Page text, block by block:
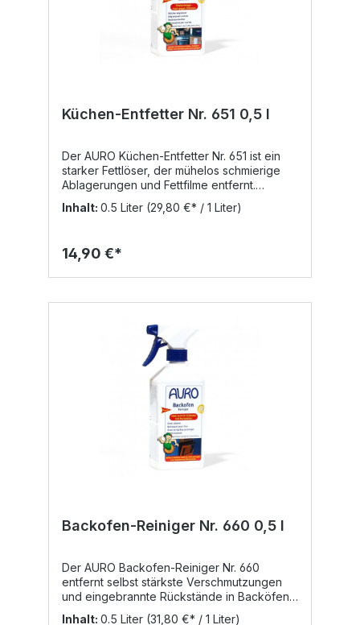
Küchen-Entfetter Nr. 651 0,5 l
Der AURO Küchen-Entfetter Nr. 651 ist ein
starker Fettlöser, der mühelos schmierige
Ablagerungen und Fettfilme entfernt.
Küchenschränke, Dunstabzugshauben und
Herdoberflächen erscheinen wieder wie
erleichtert die Anwendung. Der Küchen-
Alkohol, Glycerin, Zuckertensid, Kokosfett**,
Citronensäure, Citrat, Orangenöl, Xanthan,
Citronenöl, Lemongrasöl
VerarbeitungTragen Sie den AURO Küchen-
Entfetter Nr. 651 unverdünnt auf die zu
reinigende Fläche auf. Verteilen Sie das
Produkt mit einem Schwamm oder feuchten
Lappen gleichmäßig und lassen Sie es kurz
einwirken. Dann - ebenfalls mit einem
feuchten Lappen oder Schwamm -
nacharbeiten und mit viel warmem Wasser
(Verhältnis 1 Teil Produkt : 10 Teile Wasser).
Führen Sie vor der ersten Anwendung an
Produktverträglichkeit durch. Werkzeug &
Zubehör Schwamm, Lappen
Inhalt: 0.5 Liter (29,80 €* / 1 Liter)
14,90 €*
Backofen-Reiniger Nr. 660 0,5 l
Der AURO Backofen-Reiniger Nr. 660
entfernt selbst stärkste Verschmutzungen
und eingebrannte Rückstände in Backöfen
sowie an Grillrosten und Kochplatten
Inhalt: 0.5 Liter (31,80 €* / 1 Liter)